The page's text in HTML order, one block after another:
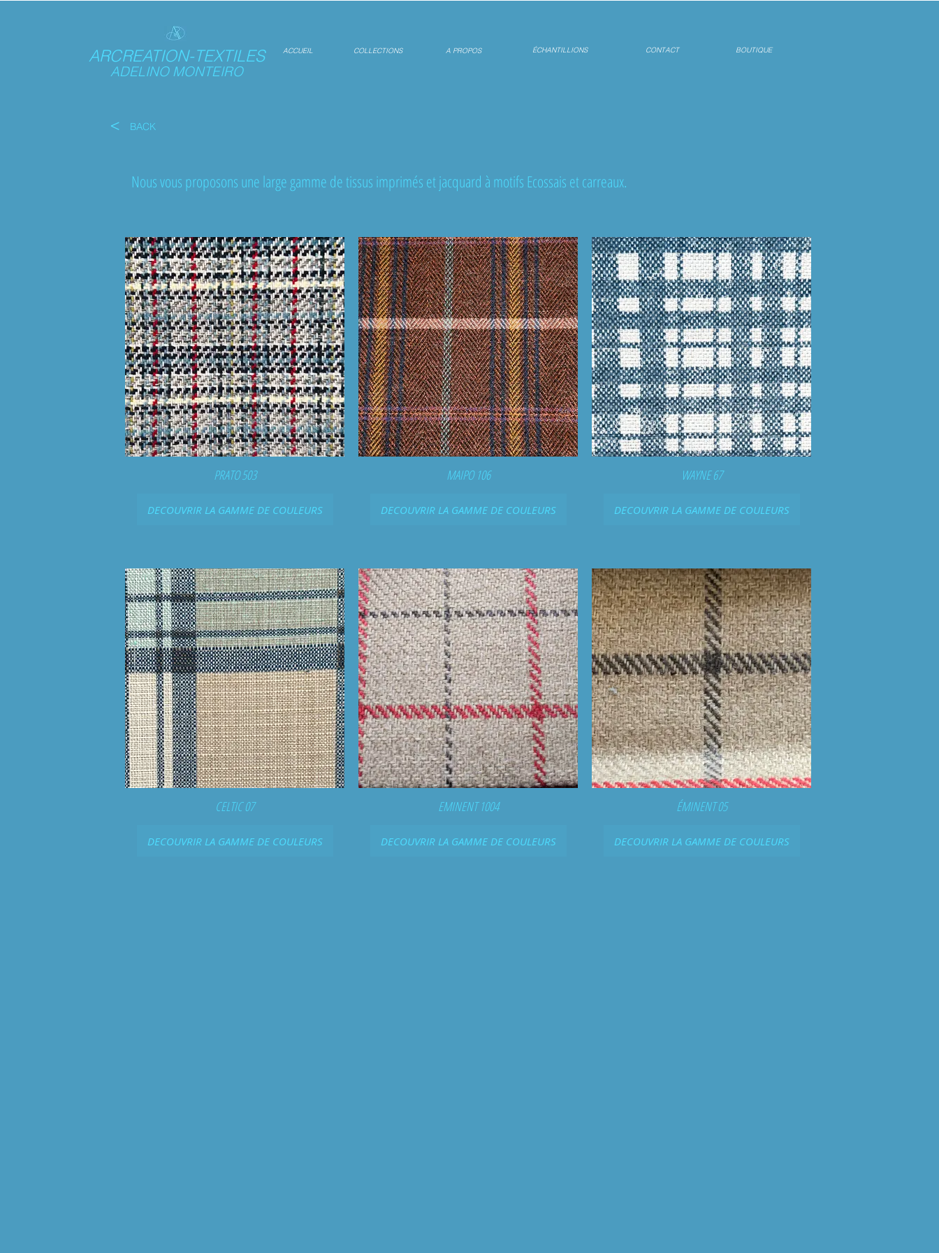
ARCREATION-TEXTILES
ADELINO MONTEIRO
ACCUEIL COLLECTIONS A PROPOS ÉCHANTILLIONS CONTACT BOUTIQUE
Nous vous proposons une large gamme de tissus imprimés et jacquard à motifs Ecossais et carreaux.
< BACK
PRATO 503
DECOUVRIR LA GAMME DE COULEURS
MAIPO 106
DECOUVRIR LA GAMME DE COULEURS
WAYNE 67
DECOUVRIR LA GAMME DE COULEURS
CELTIC 07
DECOUVRIR LA GAMME DE COULEURS
EMINENT 1004
DECOUVRIR LA GAMME DE COULEURS
ÉMINENT 05
DECOUVRIR LA GAMME DE COULEURS